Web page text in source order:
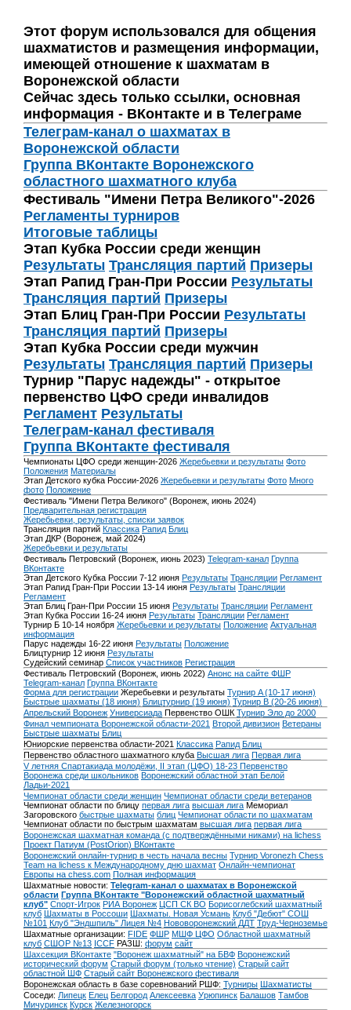
Этот форум использовался для общения
шахматистов и размещения информации,
имеющей отношение к шахматам в
Воронежской области
Сейчас здесь только ссылки, основная
информация - ВКонтакте и в Телеграме
Телеграм-канал о шахматах в
Воронежской области
Группа ВКонтакте Воронежского
областного шахматного клуба
Фестиваль "Имени Петра Великого"-2026
Регламенты турниров
Итоговые таблицы
Этап Кубка России среди женщин
Результаты Трансляция партий Призеры
Этап Рапид Гран-При России Результаты
Трансляция партий Призеры
Этап Блиц Гран-При России Результаты
Трансляция партий Призеры
Этап Кубка России среди мужчин
Результаты Трансляция партий Призеры
Турнир "Парус надежды" - открытое
первенство ЦФО среди инвалидов
Регламент Результаты
Телеграм-канал фестиваля
Группа ВКонтакте фестиваля
Чемпионаты ЦФО среди женщин-2026 Жеребьевки и результаты Фото
Положения Материалы
Этап Детского кубка России-2026 Жеребьевки и результаты Фото Много
фото Положение
Фестиваль "Имени Петра Великого" (Воронеж, июнь 2024)
Предварительная регистрация
Жеребьевки, результаты, списки заявок
Трансляция партий Классика Рапид Блиц
Этап ДКР (Воронеж, май 2024)
Жеребьевки и результаты
Фестиваль Петровский (Воронеж, июнь 2023) Telegram-канал Группа
ВКонтакте
Этап Детского Кубка России 7-12 июня Результаты Трансляции Регламент
Этап Рапид Гран-При России 13-14 июня Результаты Трансляции
Регламент
Этап Блиц Гран-При России 15 июня Результаты Трансляции Регламент
Этап Кубка России 16-24 июня Результаты Трансляции Регламент
Турнир Б 10-14 ноября Жеребьевки и результаты Положение Актуальная
информация
Парус надежды 16-22 июня Результаты Положение
Блицтурнир 12 июня Результаты
Судейский семинар Список участников Регистрация
Фестиваль Петровский (Воронеж, июнь 2022) Анонс на сайте ФШР
Telegram-канал Группа ВКонтакте
Форма для регистрации Жеребьевки и результаты Турнир A (10-17 июня)
Быстрые шахматы (18 июня) Блицтурнир (19 июня) Турнир B (20-26 июня)
Апрельский Воронеж Универсиада Первенство ОШК Турнир Эло до 2000
Финал чемпионата Воронежской области-2021 Второй дивизион Ветераны
Быстрые шахматы Блиц
Юниорские первенства области-2021 Классика Рапид Блиц
Первенство областного шахматного клуба Высшая лига Первая лига
V летняя Спартакиада молодёжи, II этап (ЦФО) 18-23 Первенство
Воронежа среди школьников Воронежский областной этап Белой
Ладьи-2021
Чемпионат области среди женщин Чемпионат области среди ветеранов
Чемпионат области по блицу первая лига высшая лига Мемориал
Загоровского быстрые шахматы блиц Чемпионат области по шахматам
Чемпионат области по быстрым шахматам высшая лига первая лига
Воронежская шахматная команда (с подтверждёнными никами) на lichess
Проект Патиум (PostOrion) ВКонтакте
Воронежский онлайн-турнир в честь начала весны Турнир Voronezh Chess
Team на lichess к Международному дню шахмат Онлайн-чемпионат
Европы на chess.com Полная информация
Шахматные новости: Telegram-канал о шахматах в Воронежской
области Группа ВКонтакте "Воронежский областной шахматный
клуб" Спорт-Игрок РИА Воронеж ЦСП СК ВО Борисоглебский шахматный
клуб Шахматы в Россоши Шахматы. Новая Усмань Клуб "Дебют" СОШ
№101 Клуб "Эндшпиль" Лицея №4 Нововоронежский ДДТ Труд-Черноземье
Шахматные организации: FIDE ФШР МШФ ЦФО Областной шахматный
клуб СШОР №13 ICCF РАЗШ: форум сайт
Шахсекция ВКонтакте "Воронеж шахматный" на БВФ Воронежский
исторический форум Cтарый форум (только чтение) Старый сайт
областной ШФ Старый сайт Воронежского фестиваля
Воронежская область в базе соревнований РШФ: Турниры Шахматисты
Соседи: Липецк Елец Белгород Алексеевка Урюпинск Балашов Тамбов
Мичуринск Курск Железногорск